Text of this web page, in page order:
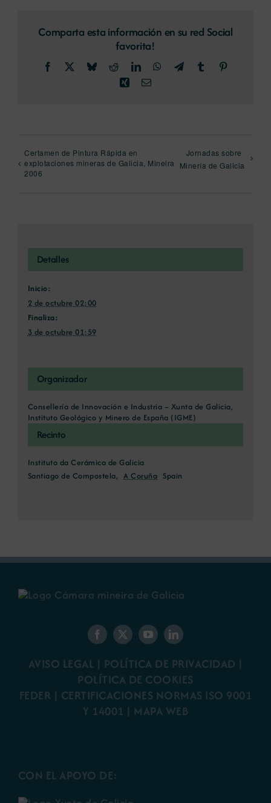
Comparta esta información en su red Social
favorita!
Facebook BlueskyRedditLinkedInWhatsApp
TelegramTumblr
XingCorreo
Certamen de Pintura Rápida en
explotaciones mineras de Galicia, Mineira
2006
Jornadas sobre
Minería de Galicia
Detalles
Inicio:
2 de octubre 02:00
Finaliza:
3 de octubre 01:59
Recinto
Instituto da Cerámica de Galicia
Santiago de Compostela, A Coruña Spain
Organizador
Consellería de Innovación e Industria – Xunta de Galicia,
Instituto Geológico y Minero de España (IGME)
AVISO LEGAL | POLÍTICA DE PRIVACIDAD |
POLÍTICA DE COOKIES
FEDER | CERTIFICACIONES NORMAS ISO 9001
Y 14001 | MAPA WEB
CON EL APOYO DE: